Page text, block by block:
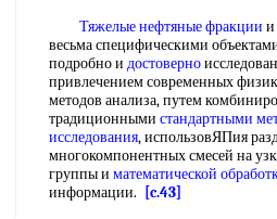
Тяжелые нефтяные фракции и
весьма специфическими
подробно и достоверно
привлечением современных
методов анализа, путем
традиционными стандартными
исследования, использовЯПия
многокомпонентных смесей на
группы и математической
информации.
[c.43]